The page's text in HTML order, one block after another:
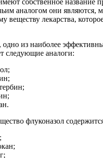
аналогом они являются,
веществу лекарства,
из наиболее
следующие аналоги:
флуконазол